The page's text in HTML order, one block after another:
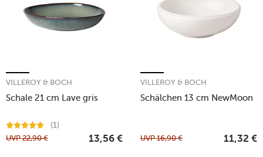
Schale 21 cm Lave gris
VILLEROY & BOCH
(1)
UVP22,90 € 13,56 €
Schälchen 13 cm NewMoon
VILLEROY & BOCH
UVP16,90 € 11,32 €